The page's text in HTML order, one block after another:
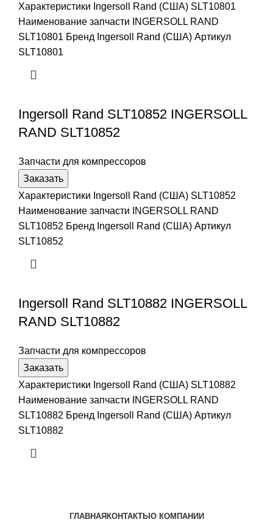
Характеристики Ingersoll Rand (США) SLT10801
Наименование запчасти INGERSOLL RAND
SLT10801 Бренд Ingersoll Rand (США) Артикул
SLT10801
Ingersoll Rand SLT10852 INGERSOLL
RAND SLT10852
Запчасти для компрессоров
Заказать
Характеристики Ingersoll Rand (США) SLT10852
Наименование запчасти INGERSOLL RAND
SLT10852 Бренд Ingersoll Rand (США) Артикул
SLT10852
Ingersoll Rand SLT10882 INGERSOLL
RAND SLT10882
Запчасти для компрессоров
Заказать
Характеристики Ingersoll Rand (США) SLT10882
Наименование запчасти INGERSOLL RAND
SLT10882 Бренд Ingersoll Rand (США) Артикул
SLT10882
ГЛАВНАЯКОНТАКТЫО КОМПАНИИ